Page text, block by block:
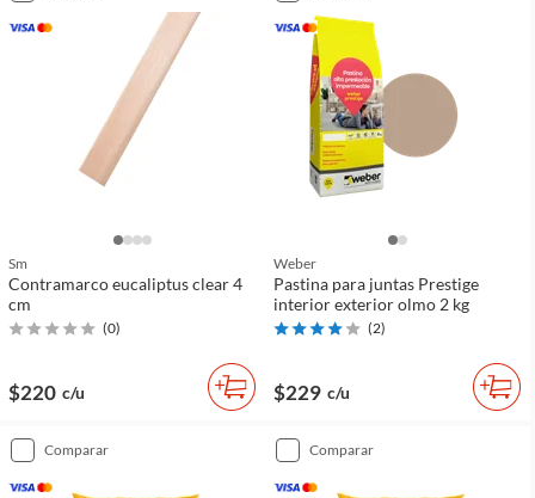
Sm
Contramarco eucaliptus clear 4
cm
(0)
$220 c/u
Weber
Pastina para juntas Prestige
interior exterior olmo 2 kg
(2)
$229 c/u
comparar comparar